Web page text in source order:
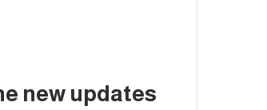
new updates!